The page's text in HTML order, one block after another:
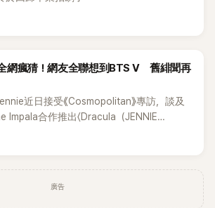
網瘋猜！網友全聯想到BTS V 舊緋聞再
近日接受《Cosmopolitan》專訪，談及
Impala合作推出〈Dracula（JENNIE
事，沒想到她一句關於「共同朋友」的回答，
廣告